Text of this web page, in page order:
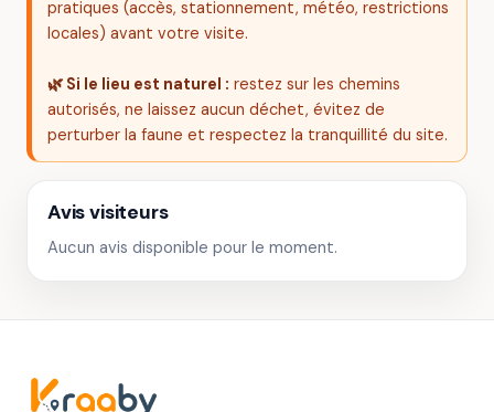
pratiques (accès, stationnement, météo, restrictions
locales) avant votre visite.
🌿 Si le lieu est naturel : restez sur les chemins
autorisés, ne laissez aucun déchet, évitez de
perturber la faune et respectez la tranquillité du site.
Avis visiteurs
Aucun avis disponible pour le moment.